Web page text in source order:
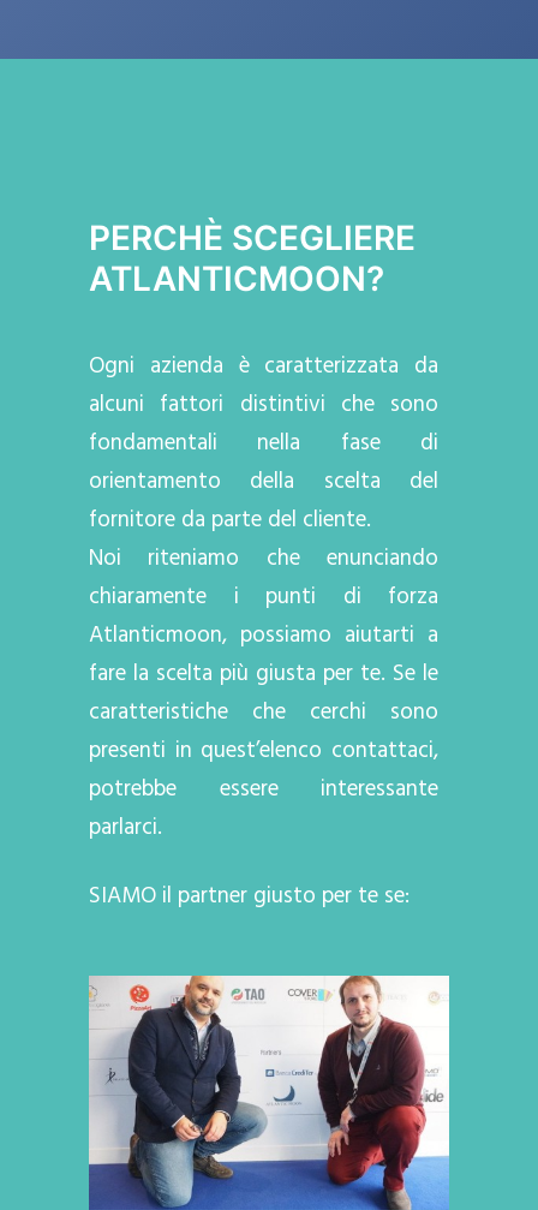
PERCHÈ SCEGLIERE
ATLANTICMOON?
Ogni azienda è caratterizzata da
alcuni fattori distintivi che sono
fondamentali nella fase di
orientamento della scelta del
fornitore da parte del cliente.
Noi riteniamo che enunciando
chiaramente i punti di forza
Atlanticmoon, possiamo aiutarti a
fare la scelta più giusta per te. Se le
caratteristiche che cerchi sono
presenti in quest’elenco contattaci,
potrebbe essere interessante
parlarci.
SIAMO il partner giusto per te se: